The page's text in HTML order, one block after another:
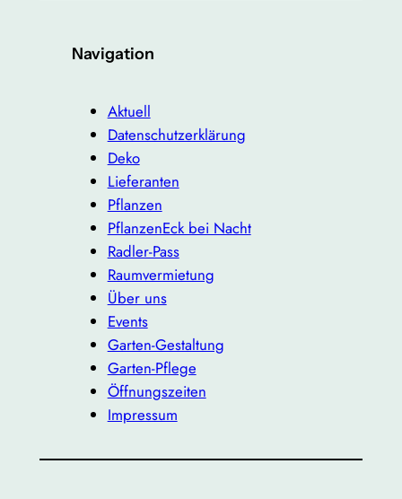
Navigation
Aktuell
Datenschutzerklärung
Deko
Lieferanten
Pflanzen
PflanzenEck bei Nacht
Radler-Pass
Raumvermietung
Über uns
Events
Garten-Gestaltung
Garten-Pflege
Öffnungszeiten
Impressum